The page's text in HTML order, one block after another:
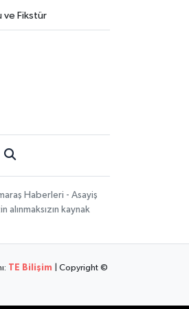
ve Fikstür
Haberleri - Asayiş
kaynak
TE Bilişim
| Copyright ©